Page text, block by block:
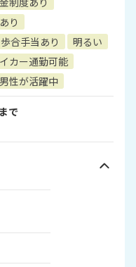
り
歩合手当あり
明るい
カー通勤可能
男性が活躍中
で